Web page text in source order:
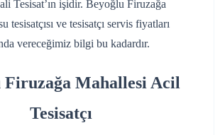
Tesisat’ın işidir. Beyoğlu Firuzağa
tesisatçısı ve tesisatçı servis fiyatları
vereceğimiz bilgi bu kadardır.
Firuzağa Mahallesi Acil
Tesisatçı